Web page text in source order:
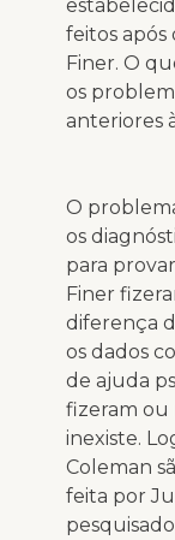
feitos após
Finer. O
os
anteriores
O
os
para
Finer
diferença
os dados
de ajuda
fizeram ou
inexiste.
Coleman
feita por